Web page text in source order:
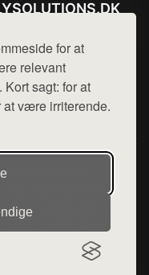
for at
relevant
sagt: for at
at være irriterende.
hej@want.dk
og privatlivspolitik
en række
produkter fra
fra denne side - vi
Vi har heller ikke